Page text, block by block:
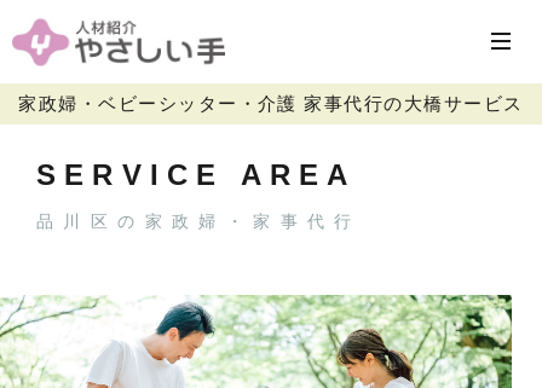
家政婦・ベビーシッター・介護 家事代行の大橋サービス
SERVICE AREA
品川区の家政婦・家事代行